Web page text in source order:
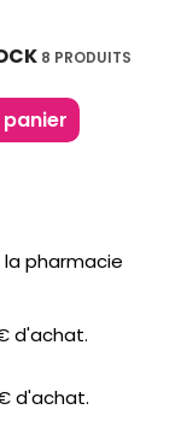
8 PRODUITS
pharmacie
d'achat.
d'achat.